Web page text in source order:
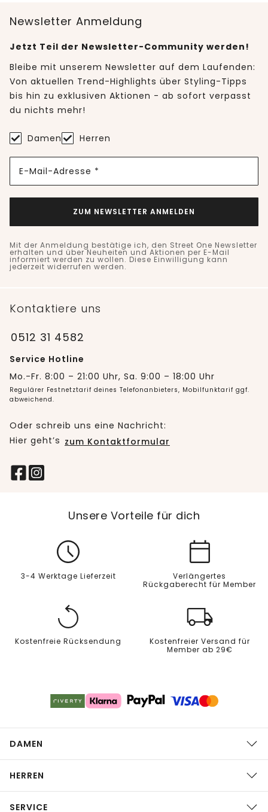
Newsletter Anmeldung
Jetzt Teil der Newsletter-Community werden!
Bleibe mit unserem Newsletter auf dem Laufenden:
Von aktuellen Trend-Highlights über Styling-Tipps
bis hin zu exklusiven Aktionen - ab sofort verpasst
du nichts mehr!
Damen Herren
E-Mail-Adresse *
ZUM NEWSLETTER ANMELDEN
Mit der Anmeldung bestätige ich, den Street One Newsletter
erhalten und über Neuheiten und Aktionen per E-Mail
informiert werden zu wollen. Diese Einwilligung kann
jederzeit widerrufen werden.
Kontaktiere uns
0512 31 4582
Service Hotline
Mo.-Fr. 8:00 – 21:00 Uhr, Sa. 9:00 – 18:00 Uhr
Regulärer Festnetztarif deines Telefonanbieters, Mobilfunktarif ggf.
abweichend.
Oder schreib uns eine Nachricht:
Hier geht’s zum Kontaktformular
Unsere Vorteile für dich
3-4 Werktage Lieferzeit
Verlängertes
Rückgaberecht für Member
Kostenfreie Rücksendung
Kostenfreier Versand für
Member ab 29€
DAMEN
HERREN
SERVICE